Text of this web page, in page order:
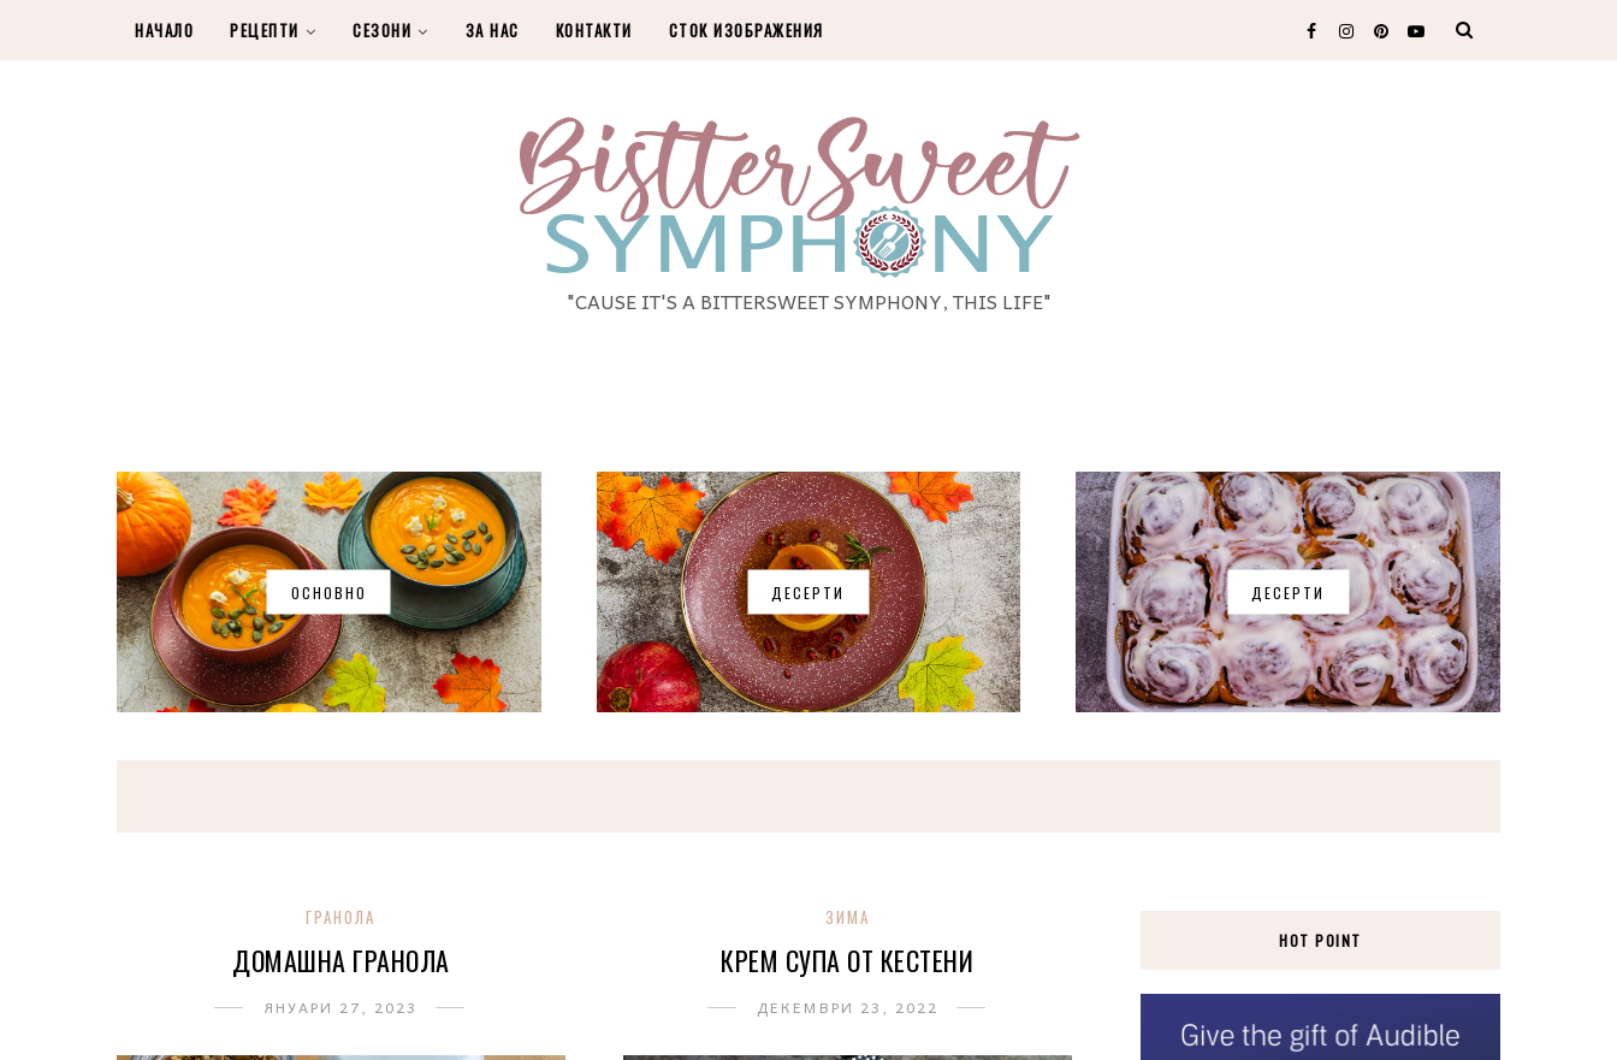
"CAUSE IT'S A BITTERSWEET SYMPHONY, THIS LIFE"
НАЧАЛО РЕЦЕПТИ СЕЗОНИ ЗА НАС КОНТАКТИ СТОК ИЗОБРАЖЕНИЯ
ОСНОВНО ДЕСЕРТИ ДЕСЕРТИ
ГРАНОЛА
ДОМАШНА ГРАНОЛА
ЯНУАРИ 27, 2023
ЗИМА
КРЕМ СУПА ОТ КЕСТЕНИ
ДЕКЕМВРИ 23, 2022
HOT POINT